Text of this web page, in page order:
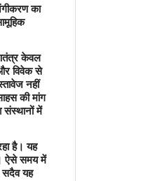
का
केवल
विवेक से
नहीं
की मांग
संस्थानों में
है। यह
ऐसे समय में
यह